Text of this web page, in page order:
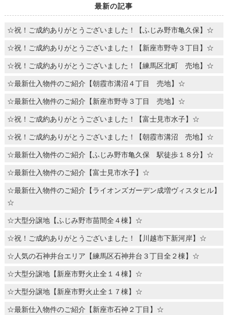
最新の記事
☆祝！ご成約ありがとうございました！【ふじみ野市亀久保】☆
☆祝！ご成約ありがとうございました！【新座市野寺３丁目】☆
☆祝！ご成約ありがとうございました！【練馬区北町 売地】☆
☆最新仕入物件のご紹介【朝霞市溝沼４丁目 売地】☆
☆最新仕入物件のご紹介【新座市野寺３丁目 売地】☆
☆祝！ご成約ありがとうございました！【富士見市水子】☆
☆祝！ご成約ありがとうございました！【朝霞市溝沼 売地】☆
☆最新仕入物件のご紹介【ふじみ野市亀久保 駅徒歩１８分】☆
☆最新仕入物件のご紹介【富士見市水子】☆
☆最新仕入物件のご紹介【ライオンズガーデン成増ヴィスタヒル】
☆
☆大型分譲地【ふじみ野市苗間全４棟】☆
☆祝！ご成約ありがとうございました！【川越市下新河岸】☆
☆人気の石神井台エリア【練馬区石神井台３丁目全２棟】☆
☆大型分譲地【新座市野火止全１４棟】☆
☆大型分譲地【新座市野火止全１７棟】☆
☆最新仕入物件のご紹介【新座市石神２丁目】☆